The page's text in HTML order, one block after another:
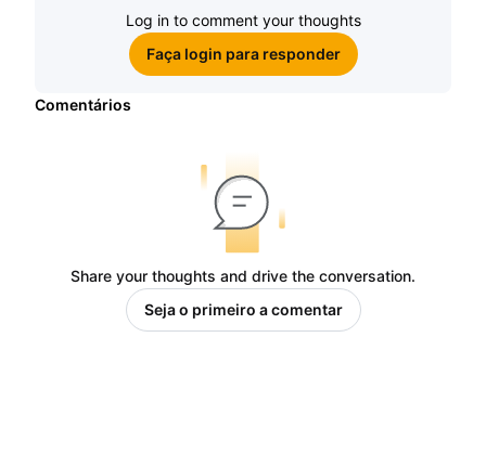
Log in to comment your thoughts
Faça login para responder
Comentários
Share your thoughts and drive the conversation.
Seja o primeiro a comentar